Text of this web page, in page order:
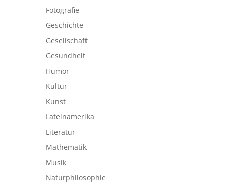
Fotografie
Geschichte
Gesellschaft
Gesundheit
Humor
Kultur
Kunst
Lateinamerika
Literatur
Mathematik
Musik
Naturphilosophie